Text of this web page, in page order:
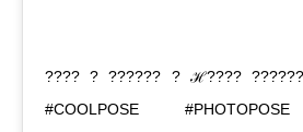
???? ? ?????? ? ℋ????
#COOLPOSE